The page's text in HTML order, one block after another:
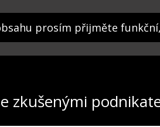
prosím přijměte
zkušenými